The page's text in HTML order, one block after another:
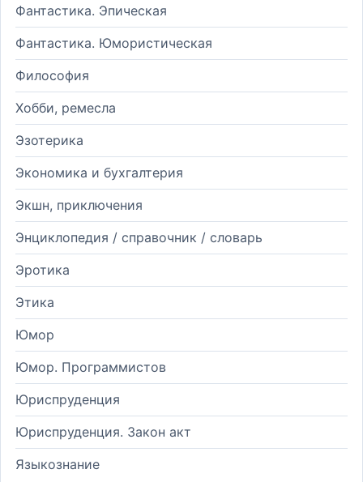
Фантастика. Эпическая
Фантастика. Юмористическая
Философия
Хобби, ремесла
Эзотерика
Экономика и бухгалтерия
Экшн, приключения
Энциклопедия / справочник / словарь
Эротика
Этика
Юмор
Юмор. Программистов
Юриспруденция
Юриспруденция. Закон акт
Языкознание